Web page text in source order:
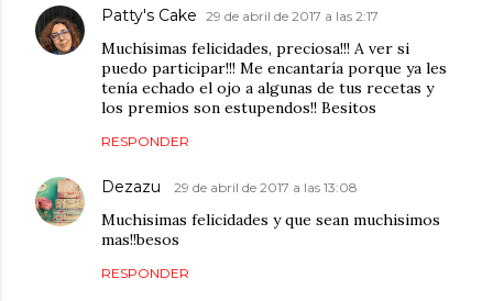
Patty's Cake 29 de abril de 2017 a las 2:17
Muchísimas felicidades, preciosa!!! A ver si
puedo participar!!! Me encantaría porque ya les
tenía echado el ojo a algunas de tus recetas y
los premios son estupendos!! Besitos
RESPONDER
Dezazu 29 de abril de 2017 a las 13:08
Muchisimas felicidades y que sean muchisimos
mas!!besos
RESPONDER